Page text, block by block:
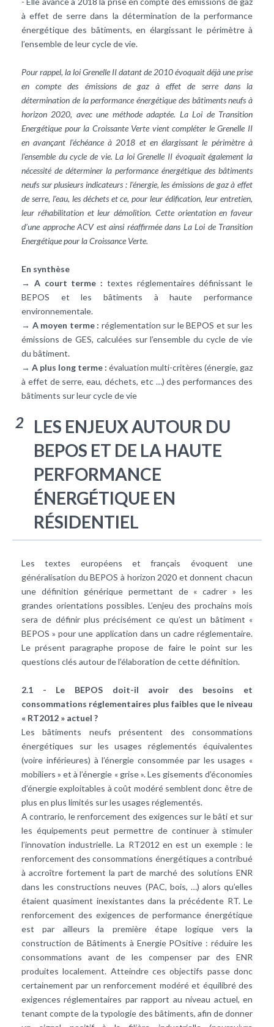
à effet de serre dans la détermination de la performance
énergétique des bâtiments, en élargissant le périmètre à
l’ensemble de leur cycle de vie.
Pour rappel, la loi Grenelle II datant de 2010 évoquait déjà une prise
en compte des émissions de gaz à effet de serre dans la
détermination de la performance énergétique des bâtiments neufs à
horizon 2020, avec une méthode adaptée. La Loi de Transition
Energétique pour la Croissante Verte vient compléter le Grenelle II
en avançant l’échéance à 2018 et en élargissant le périmètre à
l’ensemble du cycle de vie. La loi Grenelle II évoquait également la
nécessité de déterminer la performance énergétique des bâtiments
neufs sur plusieurs indicateurs : l’énergie, les émissions de gaz à effet
de serre, l’eau, les déchets et ce, pour leur édification, leur entretien,
leur réhabilitation et leur démolition. Cette orientation en faveur
d’une approche ACV est ainsi réaffirmée dans La Loi de Transition
Energétique pour la Croissance Verte.
En synthèse
→ A court terme : textes réglementaires définissant le
BEPOS et les bâtiments à haute performance
environnementale.
→ A moyen terme : réglementation sur le BEPOS et sur les
émissions de GES, calculées sur l’ensemble du cycle de vie
du bâtiment.
→ A plus long terme : évaluation multi-critères (énergie, gaz
à effet de serre, eau, déchets, etc …) des performances des
bâtiments sur leur cycle de vie
2
LES ENJEUX AUTOUR DU
BEPOS ET DE LA HAUTE
PERFORMANCE
ÉNERGÉTIQUE EN
RÉSIDENTIEL
Les textes européens et français évoquent une
généralisation du BEPOS à horizon 2020 et donnent chacun
une définition générique permettant de « cadrer » les
grandes orientations possibles. L’enjeu des prochains mois
sera de définir plus précisément ce qu’est un bâtiment «
BEPOS » pour une application dans un cadre réglementaire.
Le présent paragraphe propose de faire le point sur les
questions clés autour de l’élaboration de cette définition.
2.1 - Le BEPOS doit-il avoir des besoins et
consommations réglementaires plus faibles que le niveau
« RT2012 » actuel ?
Les bâtiments neufs présentent des consommations
énergétiques sur les usages réglementés équivalentes
(voire inférieures) à l’énergie consommée par les usages «
mobiliers » et à l’énergie « grise ». Les gisements d’économies
d’énergie exploitables à coût modéré semblent donc être de
plus en plus limités sur les usages réglementés.
A contrario, le renforcement des exigences sur le bâti et sur
les équipements peut permettre de continuer à stimuler
l’innovation industrielle. La RT2012 en est un exemple : le
renforcement des consommations énergétiques a contribué
à accroître fortement la part de marché des solutions ENR
dans les constructions neuves (PAC, bois, …) alors qu’elles
étaient quasiment inexistantes dans la précédente RT. Le
renforcement des exigences de performance énergétique
est par ailleurs la première étape logique vers la
construction de Bâtiments à Energie POsitive : réduire les
consommations avant de les compenser par des ENR
produites localement. Atteindre ces objectifs passe donc
certainement par un renforcement modéré et équilibré des
exigences réglementaires par rapport au niveau actuel, en
tenant compte de la typologie des bâtiments, afin de donner